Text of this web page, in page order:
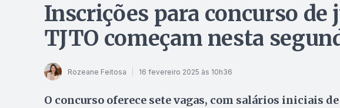
Inscrições para concurso
TJTO começam nesta
Rozeane Feitosa 16 fevereiro 2025 às 10h36
O concurso oferece sete vagas, com salários iniciais